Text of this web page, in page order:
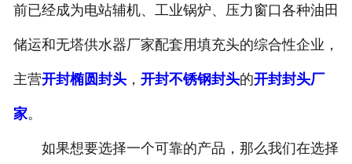
前已经成为电站辅机、工业锅炉、压力窗口各种油田
储运和无塔供水器厂家配套用填充头的综合性企业，
主营开封椭圆封头， 开封不锈钢封头的开封封头厂
家。
如果想要选择一个可靠的产品，那么我们在选择